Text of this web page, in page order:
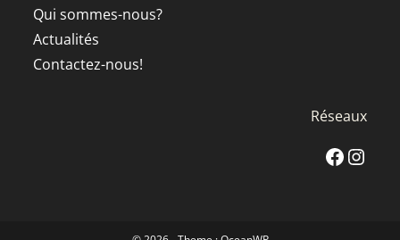
Qui sommes-nous?
Actualités
Contactez-nous!
Réseaux
Facebook